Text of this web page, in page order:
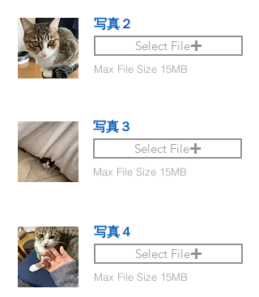
写真２
Select File
Max File Size 15MB
写真３
Select File
Max File Size 15MB
写真４
Select File
Max File Size 15MB